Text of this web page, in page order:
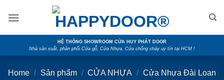
HỆ THỐNG SHOWROOM CỬA HUY PHÁT DOOR
Nhà sản xuất, phân phối Cửa gỗ, Cửa Nhựa, Cửa chống cháy uy tín tại HCM !
Home / Sản phẩm / CỬA NHỰA / Cửa Nhựa Đài Loan